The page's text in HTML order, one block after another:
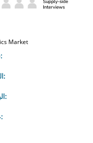
فترة الدراسة:
السنة الأساسية:
البيانات التاريخية:
عدد الصفحات: